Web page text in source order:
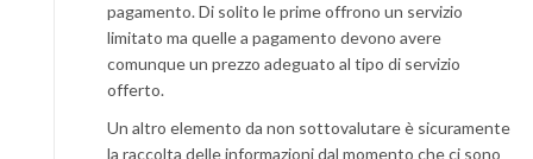
pagamento. Di solito le prime offrono un servizio
limitato ma quelle a pagamento devono avere
comunque un prezzo adeguato al tipo di servizio
offerto.
Un altro elemento da non sottovalutare è sicuramente
la raccolta delle informazioni dal momento che ci sono